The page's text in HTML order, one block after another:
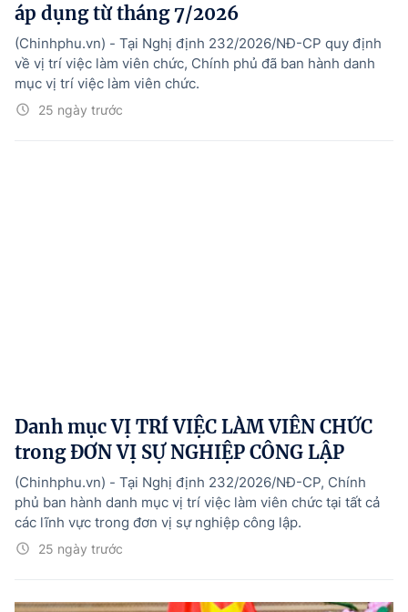
áp dụng từ tháng 7/2026
25 ngày trước
(Chinhphu.vn) - Tại Nghị định 232/2026/NĐ-CP quy định
về vị trí việc làm viên chức, Chính phủ đã ban hành danh
mục vị trí việc làm viên chức.
Danh mục VỊ TRÍ VIỆC LÀM VIÊN CHỨC
trong ĐƠN VỊ SỰ NGHIỆP CÔNG LẬP
25 ngày trước
(Chinhphu.vn) - Tại Nghị định 232/2026/NĐ-CP, Chính
phủ ban hành danh mục vị trí việc làm viên chức tại tất cả
các lĩnh vực trong đơn vị sự nghiệp công lập.